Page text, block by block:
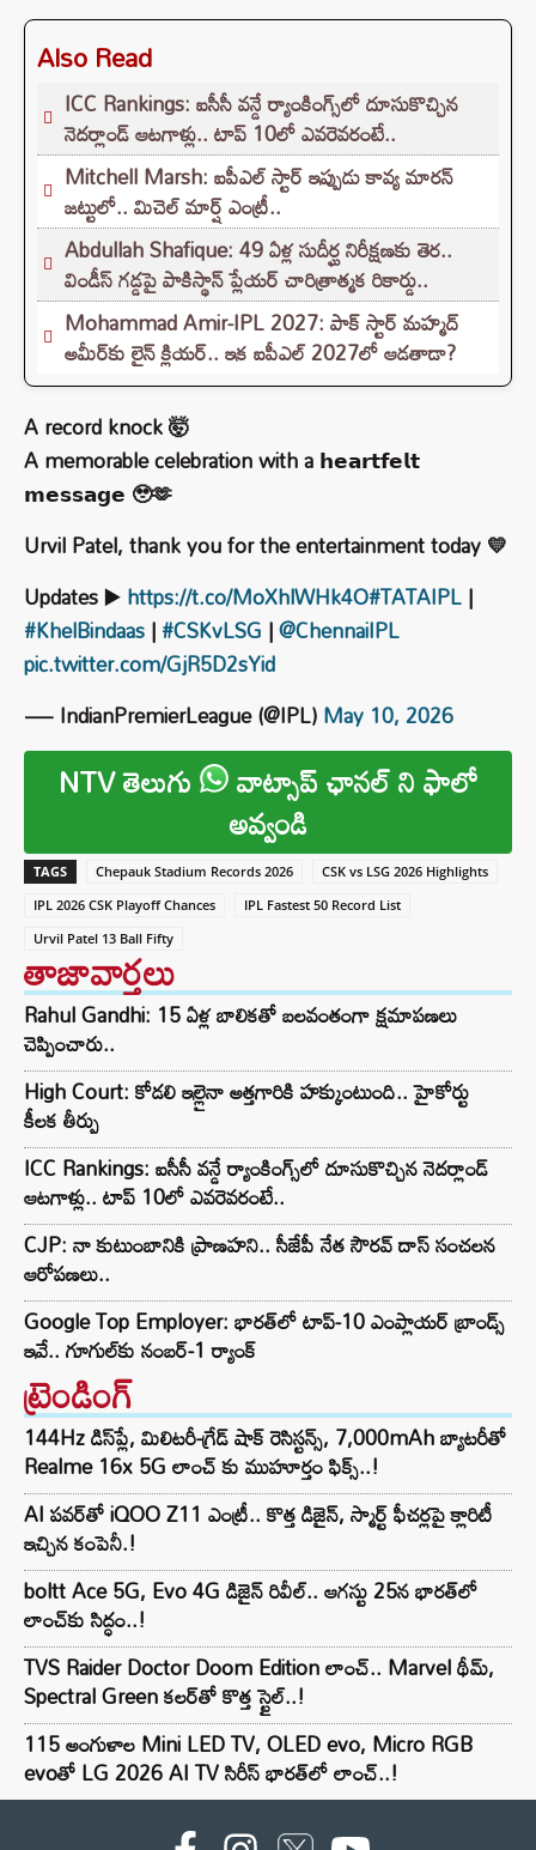
Also Read
ICC Rankings: ఐసీసీ వన్డే ర్యాంకింగ్స్‌లో దూసుకొచ్చిన
నెదర్లాండ్ ఆటగాళ్లు.. టాప్ 10లో ఎవరెవరంటే..
Mitchell Marsh: ఐపీఎల్ స్టార్ ఇప్పుడు కావ్య మారన్
జట్టులో.. మిచెల్ మార్ష్ ఎంట్రీ..
Abdullah Shafique: 49 ఏళ్ల సుదీర్ఘ నిరీక్షణకు తెర..
విండీస్ గడ్డపై పాకిస్థాన్ ప్లేయర్ చారిత్రాత్మక రికార్డు..
Mohammad Amir-IPL 2027: పాక్ స్టార్ మహ్మద్
అమీర్‌కు లైన్ క్లియర్.. ఇక ఐపీఎల్‌ 2027లో ఆడతాడా?
A record knock 🤯
A memorable celebration with a 𝗵𝗲𝗮𝗿𝘁𝗳𝗲𝗹𝘁
𝗺𝗲𝘀𝘀𝗮𝗴𝗲 🥹🫶
Urvil Patel, thank you for the entertainment today 💛
Updates ▶️https://t.co/MoXhlWHk4O#TATAIPL|
#KhelBindaas|#CSKvLSG |@ChennaiIPL
pic.twitter.com/GjR5D2sYid
— IndianPremierLeague (@IPL)May 10, 2026
NTV తెలుగు వాట్సాప్ ఛానల్ ని ఫాలో
అవ్వండి
TAGS Chepauk Stadium Records 2026
CSK vs LSG 2026 Highlights
IPL 2026 CSK Playoff Chances
IPL Fastest 50 Record List
Urvil Patel 13 Ball Fifty
తాజావార్తలు
Rahul Gandhi: 15 ఏళ్ల బాలికతో బలవంతంగా క్షమాపణలు
చెప్పించారు..
High Court: కోడలి ఇల్లైనా అత్తగారికి హక్కుంటుంది.. హైకోర్టు
కీలక తీర్పు
ICC Rankings: ఐసీసీ వన్డే ర్యాంకింగ్స్‌లో దూసుకొచ్చిన నెదర్లాండ్
ఆటగాళ్లు.. టాప్ 10లో ఎవరెవరంటే..
CJP: నా కుటుంబానికి ప్రాణహని.. సీజేపీ నేత సౌరవ్ దాస్ సంచలన
ఆరోపణలు..
Google Top Employer: భారత్‌లో టాప్-10 ఎంప్లాయర్ బ్రాండ్స్
ఇవే.. గూగుల్‌కు నంబర్-1 ర్యాంక్
ట్రెండింగ్‌
144Hz డిస్‌ప్లే, మిలిటరీ-గ్రేడ్ షాక్ రెసిస్టన్స్, 7,000mAh బ్యాటరీతో
Realme 16x 5G లాంచ్ కు ముహూర్తం ఫిక్స్..!
AI పవర్‌తో iQOO Z11 ఎంట్రీ.. కొత్త డిజైన్, స్మార్ట్ ఫీచర్లపై క్లారిటీ
ఇచ్చిన కంపెనీ.!
boltt Ace 5G, Evo 4G డిజైన్ రివీల్.. ఆగస్టు 25న భారత్‌లో
లాంచ్‌కు సిద్ధం..!
TVS Raider Doctor Doom Edition లాంచ్.. Marvel థీమ్,
Spectral Green కలర్‌తో కొత్త స్టైల్..!
115 అంగుళాల Mini LED TV, OLED evo, Micro RGB
evoతో LG 2026 AI TV సిరీస్ భారత్‌లో లాంచ్..!